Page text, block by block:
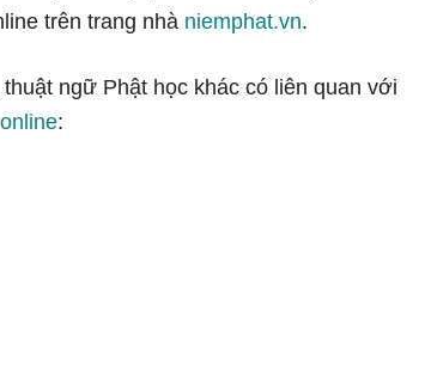
trên trang nhà niemphat.vn.
ngữ Phật học khác có liên quan với
: